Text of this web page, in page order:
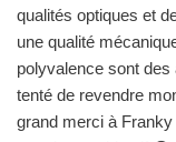
qualités optiques et
une qualité
polyvalence sont
tenté de revendre
grand merci à